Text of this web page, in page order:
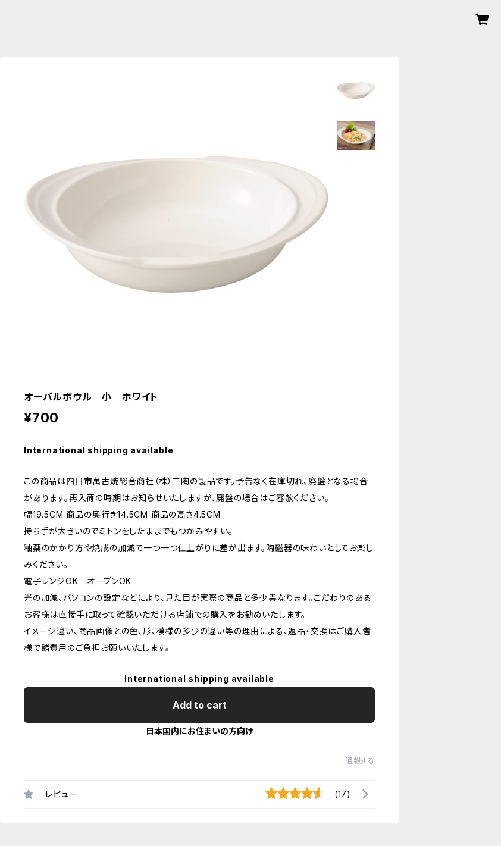
オーバルボウル 小 ホワイト
¥700
International shipping available
この商品は四日市萬古焼総合商社（株）三陶の製品です。予告なく在庫切れ、廃盤となる場合
があります。再入荷の時期はお知らせいたしますが、廃盤の場合はご容赦ください。
幅19.5CM 商品の奥行き14.5CM 商品の高さ4.5CM
持ち手が大きいのでミトンをしたままでもつかみやすい。
釉薬のかかり方や焼成の加減で一つ一つ仕上がりに差が出ます。陶磁器の味わいとしてお楽し
みください。
電子レンジOK オーブンOK
光の加減、パソコンの設定などにより、見た目が実際の商品と多少異なります。こだわりのある
お客様は直接手に取って確認いただける店舗での購入をお勧めいたします。
イメージ違い、商品画像との色、形、模様の多少の違い等の理由による、返品・交換はご購入者
様で諸費用のご負担お願いいたします。
International shipping available
Add to cart
日本国内にお住まいの方向け
通報する
レビュー (17)